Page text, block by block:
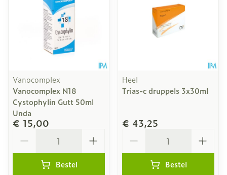
Vanocomplex
Vanocomplex N18
Cystophylin Gutt 50ml
Unda
€ 15,00
Bestel
Heel
Trias-c druppels 3x30ml
€ 43,25
Bestel